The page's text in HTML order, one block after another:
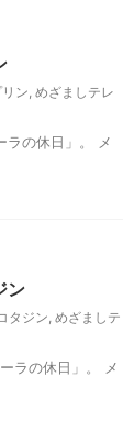
ン, めざましテレ
ラの休日」。 メ
ン
タジン, めざましテ
ラの休日」。 メ